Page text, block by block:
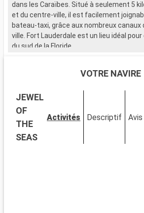
dans les Caraïbes. Situé à seulement 5
et du centre-ville, il est facilement
bateau-taxi, grâce aux nombreux canaux
ville. Fort Lauderdale est un lieu idéal
du sud de la Floride.
Fort Lauderdale est réputée pour ses
galeries d'art et restaurants, offre une
shopping et de détente unique. Le Musée
distingue par son architecture singulière
tropicaux. La ville est également idéale
nautiques, allant de la location de yachts
VOTRE NAVIRE
JEWEL
OF
THE
SEAS
Activités Descriptif